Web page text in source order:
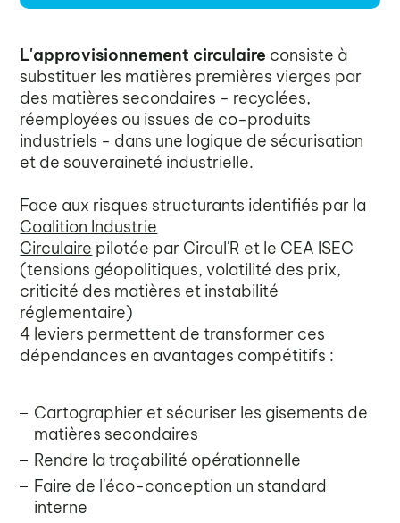
L'approvisionnement circulaire consiste à
substituer les matières premières vierges par
des matières secondaires - recyclées,
réemployées ou issues de co-produits
industriels - dans une logique de sécurisation
et de souveraineté industrielle.
Face aux risques structurants identifiés par la
Coalition Industrie
Circulaire pilotée par Circul'R et le CEA ISEC
(tensions géopolitiques, volatilité des prix,
criticité des matières et instabilité
réglementaire)
4 leviers permettent de transformer ces
dépendances en avantages compétitifs :
Cartographier et sécuriser les gisements de
matières secondaires
Rendre la traçabilité opérationnelle
Faire de l'éco-conception un standard
interne